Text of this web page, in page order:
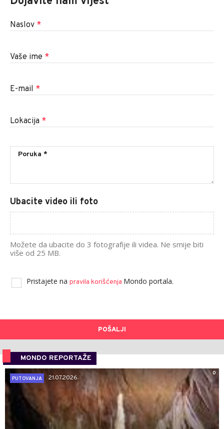
Naslov *
Vaše ime *
E-mail *
Lokacija *
Ubacite video ili foto
Možete da ubacite do 3 fotografije ili videa. Ne smije biti
više od 25 MB.
Pristajete na pravila korišćenja Mondo portala.
POŠALJI
MONDO REPORTAŽE
0
PUTOVANJA
21.07.2026.